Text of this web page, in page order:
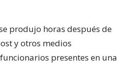
produjo horas después de
y otros medios
presentes en una